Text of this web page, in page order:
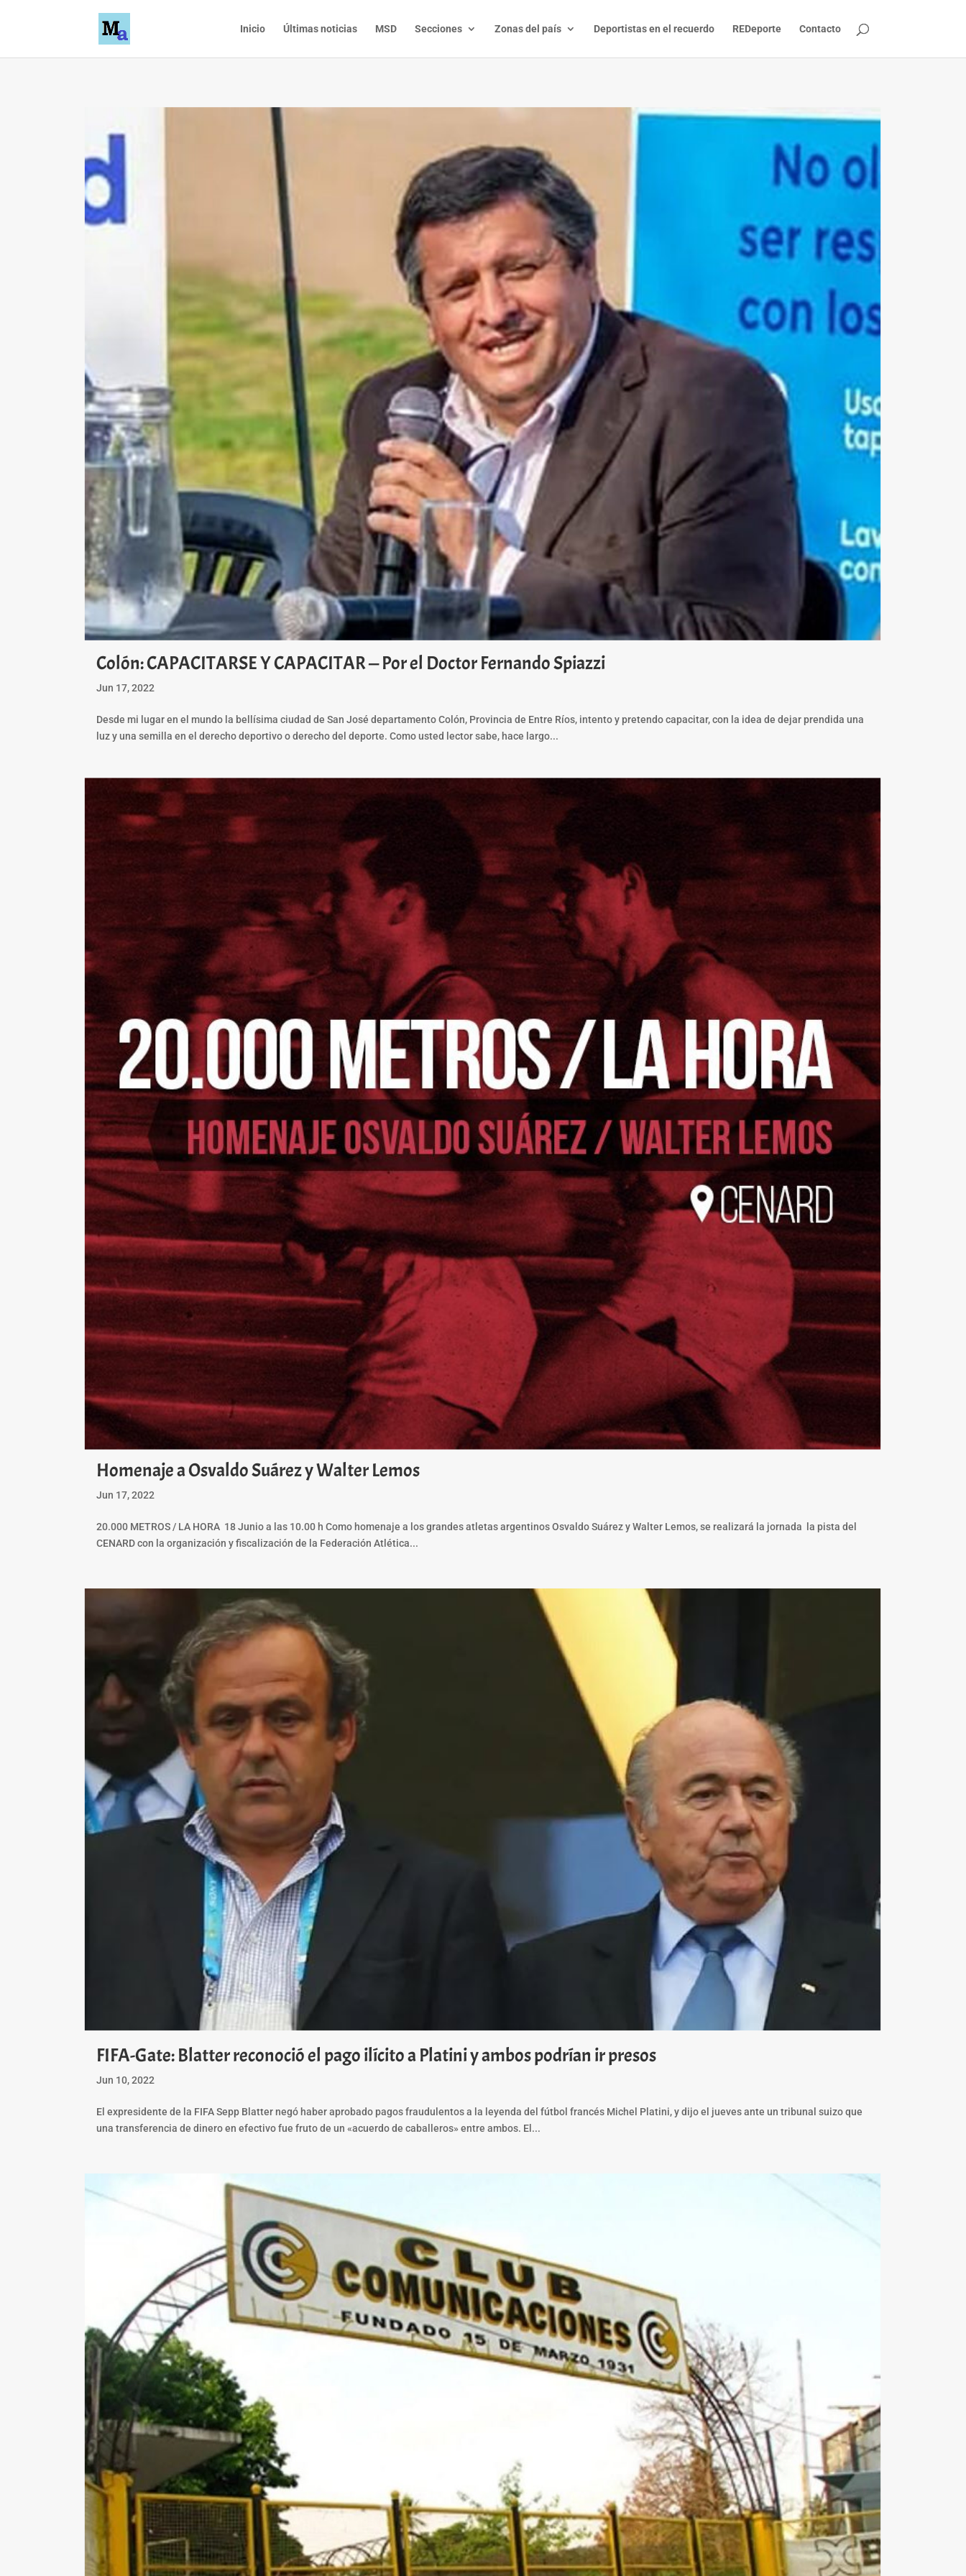
Inicio Últimas noticias MSD Secciones Zonas del país Deportistas en el recuerdo REDeporte Contacto
Colón: CAPACITARSE Y CAPACITAR — Por el Doctor Fernando Spiazzi
Jun 17, 2022
Desde mi lugar en el mundo la bellísima ciudad de San José departamento Colón, Provincia de Entre Ríos, intento y pretendo capacitar, con la idea de dejar prendida una
luz y una semilla en el derecho deportivo o derecho del deporte. Como usted lector sabe, hace largo...
Homenaje a Osvaldo Suárez y Walter Lemos
Jun 17, 2022
20.000 METROS / LA HORA 18 Junio a las 10.00 h Como homenaje a los grandes atletas argentinos Osvaldo Suárez y Walter Lemos, se realizará la jornada la pista del
CENARD con la organización y fiscalización de la Federación Atlética...
FIFA-Gate: Blatter reconoció el pago ilícito a Platini y ambos podrían ir presos
Jun 10, 2022
El expresidente de la FIFA Sepp Blatter negó haber aprobado pagos fraudulentos a la leyenda del fútbol francés Michel Platini, y dijo el jueves ante un tribunal suizo que
una transferencia de dinero en efectivo fue fruto de un «acuerdo de caballeros» entre ambos. El...